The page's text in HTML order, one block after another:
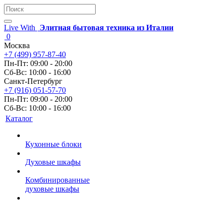
Live With
Элитная бытовая техника из Италии
0
Москва
+7 (499) 957-87-40
Пн-Пт: 09:00 - 20:00
Сб-Вс: 10:00 - 16:00
Санкт-Петербург
+7 (916) 051-57-70
Пн-Пт: 09:00 - 20:00
Сб-Вс: 10:00 - 16:00
Каталог
Кухонные блоки
Духовые шкафы
Комбинированные
духовые шкафы